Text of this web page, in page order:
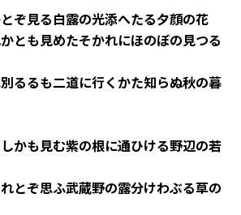
ぞ見る白露の光添へたる夕顔の花
とも見めたそかれにほのぼの見つる
るるも二道に行くかた知らぬ秋の暮
かも見む紫の根に通ひける野辺の若
とぞ思ふ武蔵野の露分けわぶる草の